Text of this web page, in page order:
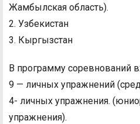
Жамбылская область).
2. Узбекистан
3. Кыргызстан
В программу соревнований
9 — личных упражнений
4- личных упражнения.
упражнения).